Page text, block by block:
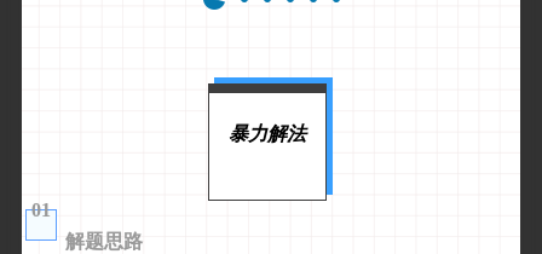
暴力解法
01
解题思路